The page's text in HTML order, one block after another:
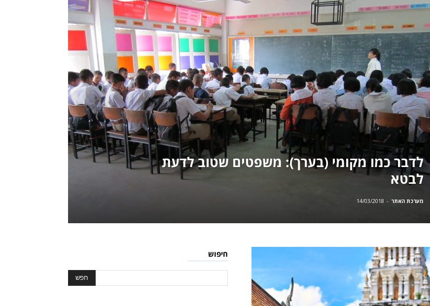
לדבר כמו מקומי (בערך): משפטים שטוב לדעת
לבטא
מערכת האתר -
14/03/2018
חיפוש